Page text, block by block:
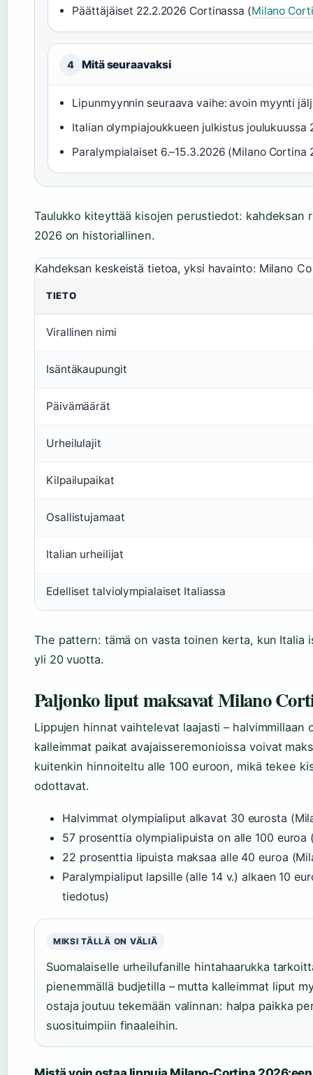
Päättäjäiset 22.2.2026 Cortinassa (Milano
4 Mitä seuraavaksi
Lipunmyynnin seuraava vaihe: avoin myynti
Italian olympiajoukkueen julkistus
Paralympialaiset 6.–15.3.2026 (Milano
Taulukko kiteyttää kisojen perustiedot:
2026 on historiallinen.
Kahdeksan keskeistä tietoa, yksi havainto: Milano
TIETO
Virallinen nimi
Isäntäkaupungit
Päivämäärät
Urheilulajit
Kilpailupaikat
Osallistujamaat
Italian urheilijat
Edelliset talviolympialaiset Italiassa
The pattern: tämä on vasta toinen kerta, kun Italia
yli 20 vuotta.
Paljonko liput maksavat Milano
Lippujen hinnat vaihtelevat laajasti – halvimmillaan
kalleimmat paikat avajaisseremonioissa voivat
kuitenkin hinnoiteltu alle 100 euroon, mikä tekee
odottavat.
Halvimmat olympialiput alkavat 30 eurosta
57 prosenttia olympialipuista on alle 100
22 prosenttia lipuista maksaa alle 40 euroa
Paralympialiput lapsille (alle 14 v.) alkaen 10
tiedotus)
MIKSI TÄLLÄ ON VÄLIÄ
Suomalaiselle urheilufanille hintahaarukka
pienemmällä budjetilla – mutta kalleimmat liput
ostaja joutuu tekemään valinnan: halpa paikka
suosituimpiin finaaleihin.